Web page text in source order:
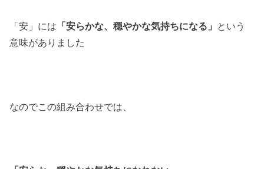
「安」には 「安らかな、穏やかな気持ちになる」 という
意味がありました
なのでこの組み合わせでは、